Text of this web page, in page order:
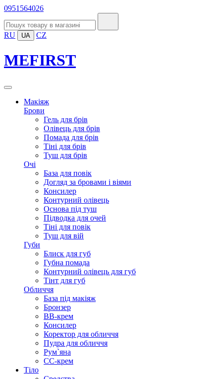
0951564026
RU UA CZ
MEFIRST
Макіяж
Брови
Гель для брів
Олівець для брів
Помада для брів
Тіні для брів
Туш для брів
Очі
База для повік
Догляд за бровами і віями
Консилер
Контурний олівець
Основа під туш
Підводка для очей
Тіні для повік
Туш для вій
Губи
Блиск для губ
Губна помада
Контурний олівець для губ
Тінт для губ
Обличчя
База під макіяж
Бронзер
ВВ-крем
Консилер
Коректор для обличчя
Пудра для обличчя
Рум`яна
СС-крем
Тіло